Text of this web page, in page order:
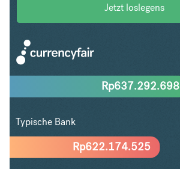
Jetzt loslegens
Rp622.174.525
Rp637.292.698
Typische Bank